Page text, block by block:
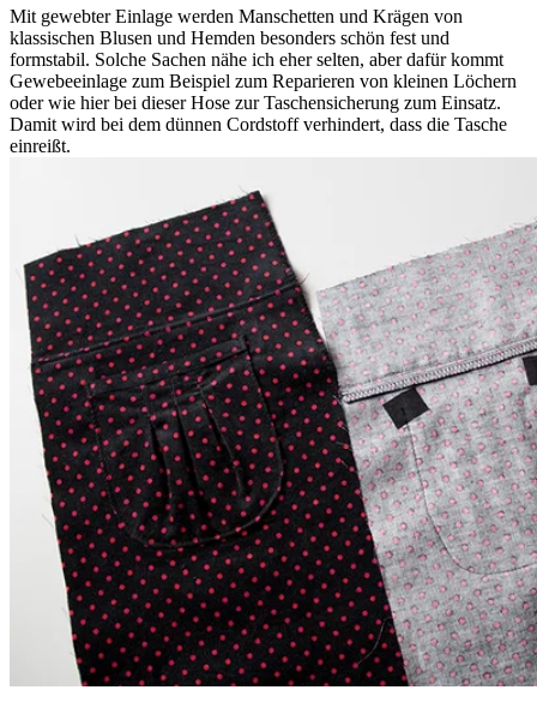
Mit gewebter Einlage werden Manschetten und Krägen von
klassischen Blusen und Hemden besonders schön fest und
formstabil. Solche Sachen nähe ich eher selten, aber dafür kommt
Gewebeeinlage zum Beispiel zum Reparieren von kleinen Löchern
oder wie hier bei dieser Hose zur Taschensicherung zum Einsatz.
Damit wird bei dem dünnen Cordstoff verhindert, dass die Tasche
einreißt.